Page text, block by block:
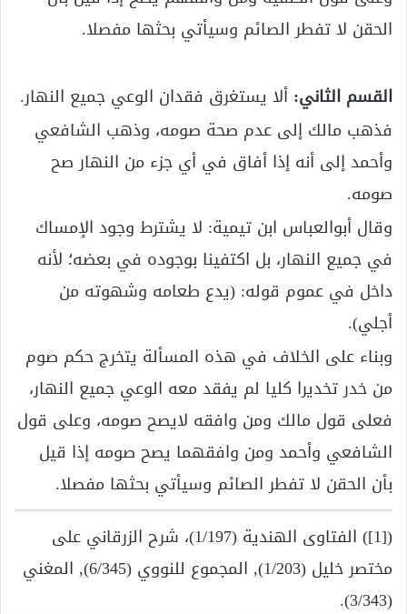
الحقن لا تفطر الصائم وسيأتي بحثها مفصلا.
القسم الثاني: ألا يستغرق فقدان الوعي جميع النهار.
فذهب مالك إلى عدم صحة صومه، وذهب الشافعي
وأحمد إلى أنه إذا أفاق في أي جزء من النهار صح
صومه.
وقال أبوالعباس ابن تيمية: لا يشترط وجود الإمساك
في جميع النهار، بل اكتفينا بوجوده في بعضه؛ لأنه
داخل في عموم قوله: (يدع طعامه وشهوته من
أجلي).
وبناء على الخلاف في هذه المسألة يتخرج حكم صوم
من خدر تخديرا كليا لم يفقد معه الوعي جميع النهار،
فعلى قول مالك ومن وافقه لايصح صومه، وعلى قول
الشافعي وأحمد ومن وافقهما يصح صومه إذا قيل
بأن الحقن لا تفطر الصائم وسيأتي بحثها مفصلا.
([1]) الفتاوى الهندية (1/197)، شرح الزرقاني على
مختصر خليل (1/203), المجموع للنووي (6/345), المغني
(3/343).